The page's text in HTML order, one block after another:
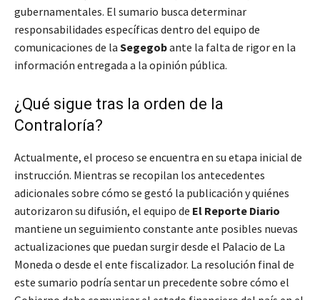
gubernamentales. El sumario busca determinar
responsabilidades específicas dentro del equipo de
comunicaciones de la Segegobante la falta de rigor en la
información entregada a la opinión pública.
¿Qué sigue tras la orden de la
Contraloría?
Actualmente, el proceso se encuentra en su etapa inicial de
instrucción. Mientras se recopilan los antecedentes
adicionales sobre cómo se gestó la publicación y quiénes
autorizaron su difusión, el equipo de El Reporte Diario
mantiene un seguimiento constante ante posibles nuevas
actualizaciones que puedan surgir desde el Palacio de La
Moneda o desde el ente fiscalizador. La resolución final de
este sumario podría sentar un precedente sobre cómo el